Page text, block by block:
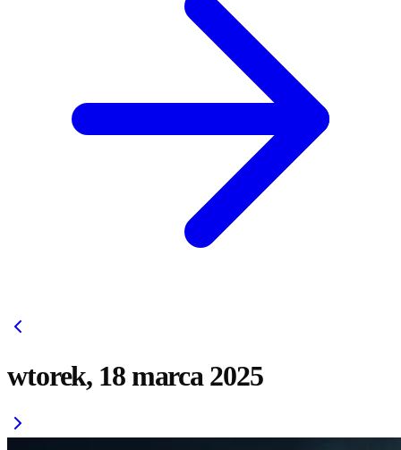
wtorek, 18 marca 2025